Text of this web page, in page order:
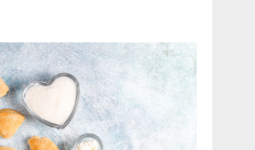
Пози для фотографій на
вулиці